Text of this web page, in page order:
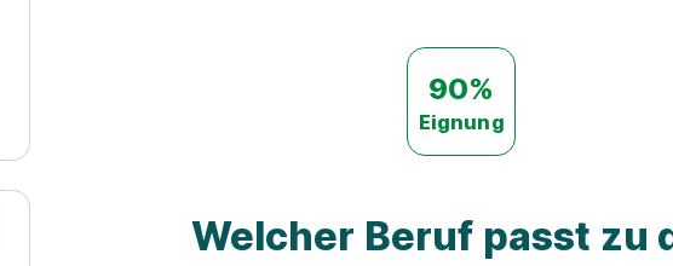
90%
Eignung
Welcher Beruf passt zu